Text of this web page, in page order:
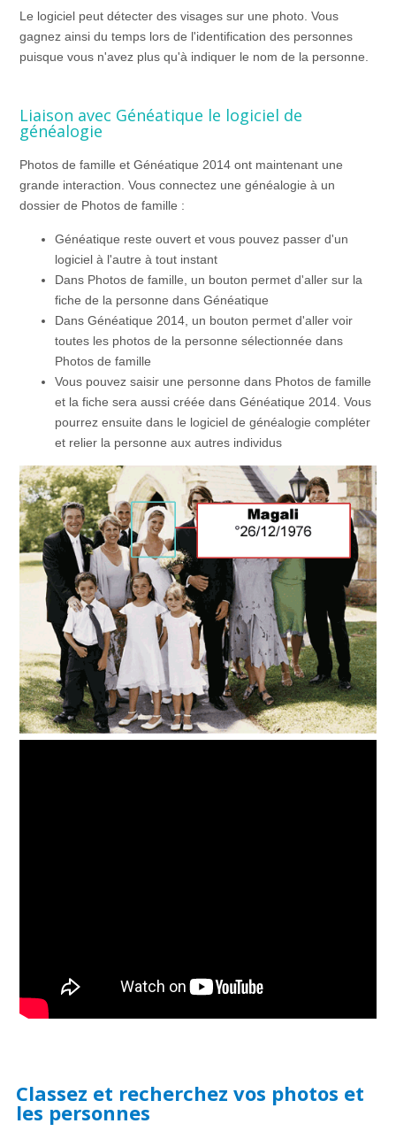
Le logiciel peut détecter des visages sur une photo. Vous
gagnez ainsi du temps lors de l'identification des personnes
puisque vous n'avez plus qu'à indiquer le nom de la personne.
Liaison avec Généatique le logiciel de
généalogie
Photos de famille et Généatique 2014 ont maintenant une
grande interaction. Vous connectez une généalogie à un
dossier de Photos de famille :
Généatique reste ouvert et vous pouvez passer d'un
logiciel à l'autre à tout instant
Dans Photos de famille, un bouton permet d'aller sur la
fiche de la personne dans Généatique
Dans Généatique 2014, un bouton permet d'aller voir
toutes les photos de la personne sélectionnée dans
Photos de famille
Vous pouvez saisir une personne dans Photos de famille
et la fiche sera aussi créée dans Généatique 2014. Vous
pourrez ensuite dans le logiciel de généalogie compléter
et relier la personne aux autres individus
Classez et recherchez vos photos et
les personnes